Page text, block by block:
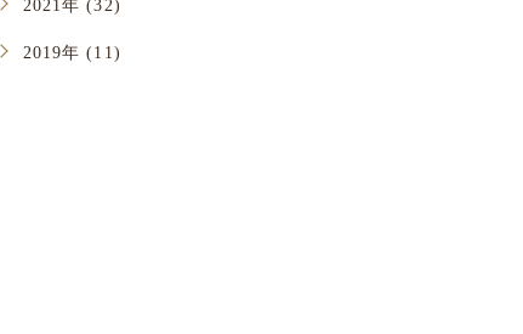
2021年 (32)
2019年 (11)